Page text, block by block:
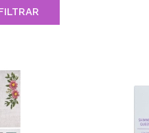
IDIOMA
que
Buena experiencia